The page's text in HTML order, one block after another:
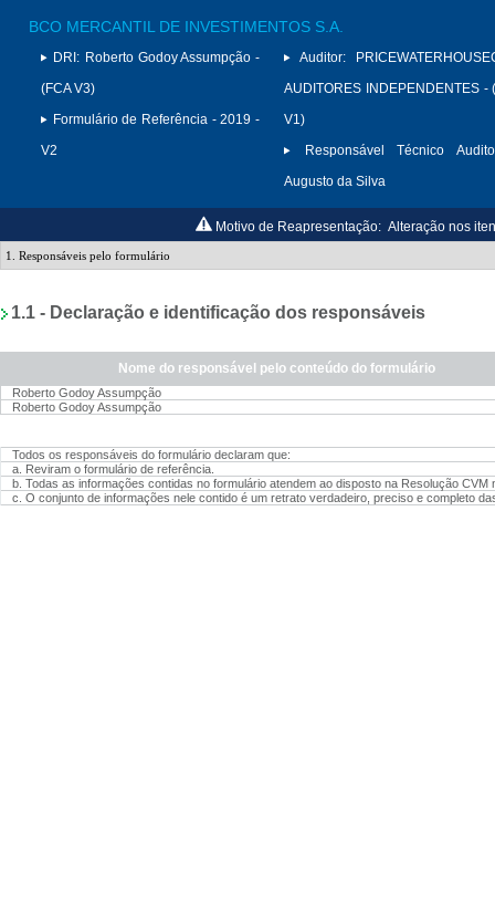
BCO MERCANTIL DE INVESTIMENTOS S.A.
DRI: Roberto Godoy Assumpção -
(FCA V3)
Formulário de Referência - 2019 -
V2
Auditor:
AUDITORES INDEPENDENTES -
V1)
Responsável Técnico
Augusto da Silva
Motivo de Reapresentação: Alteração nos